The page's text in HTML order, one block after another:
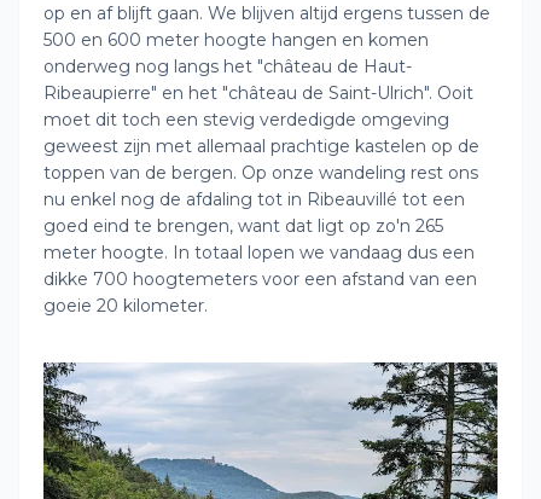
op en af blijft gaan. We blijven altijd ergens tussen de
500 en 600 meter hoogte hangen en komen
onderweg nog langs het "château de Haut-
Ribeaupierre" en het "château de Saint-Ulrich". Ooit
moet dit toch een stevig verdedigde omgeving
geweest zijn met allemaal prachtige kastelen op de
toppen van de bergen. Op onze wandeling rest ons
nu enkel nog de afdaling tot in Ribeauvillé tot een
goed eind te brengen, want dat ligt op zo'n 265
meter hoogte. In totaal lopen we vandaag dus een
dikke 700 hoogtemeters voor een afstand van een
goeie 20 kilometer.